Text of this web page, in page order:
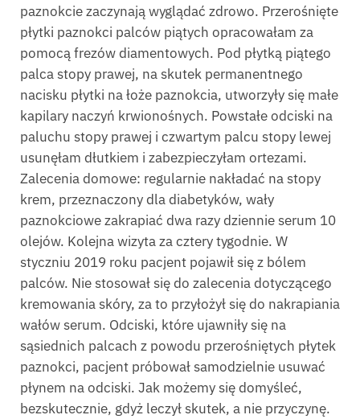
paznokcie zaczynają wyglądać zdrowo. Przerośnięte
płytki paznokci palców piątych opracowałam za
pomocą frezów diamentowych. Pod płytką piątego
palca stopy prawej, na skutek permanentnego
nacisku płytki na łoże paznokcia, utworzyły się małe
kapilary naczyń krwionośnych. Powstałe odciski na
paluchu stopy prawej i czwartym palcu stopy lewej
usunęłam dłutkiem i zabezpieczyłam ortezami.
Zalecenia domowe: regularnie nakładać na stopy
krem, przeznaczony dla diabetyków, wały
paznokciowe zakrapiać dwa razy dziennie serum 10
olejów. Kolejna wizyta za cztery tygodnie. W
styczniu 2019 roku pacjent pojawił się z bólem
palców. Nie stosował się do zalecenia dotyczącego
kremowania skóry, za to przyłożył się do nakrapiania
wałów serum. Odciski, które ujawniły się na
sąsiednich palcach z powodu przerośniętych płytek
paznokci, pacjent próbował samodzielnie usuwać
płynem na odciski. Jak możemy się domyśleć,
bezskutecznie, gdyż leczył skutek, a nie przyczynę.